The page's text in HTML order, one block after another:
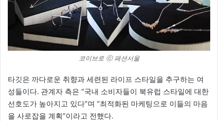
코이브로 ⓒ 패션서울
타깃은 까다로운 취향과 세련된 라이프 스타일을 추구하는 여
성들이다. 관계자 측은 “국내 소비자들이 북유럽 스타일에 대한
선호도가 높아지고 있다”며 “최적화된 마케팅으로 이들의 마음
을 사로잡을 계획”이라고 전했다.